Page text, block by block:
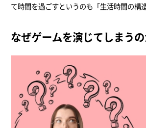
て時間を過ごすというのも「生活時間の構
なぜゲームを演じてしまう